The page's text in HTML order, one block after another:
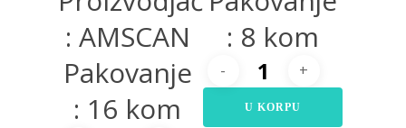
: AMSCAN
Pakovanje
: 16 kom
: 8 kom
U KORPU